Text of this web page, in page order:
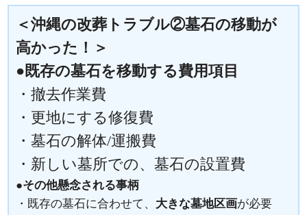
＜沖縄の改葬トラブル②墓石の移動が
高かった！＞
●既存の墓石を移動する費用項目
・撤去作業費
・更地にする修復費
・墓石の解体/運搬費
・新しい墓所での、墓石の設置費
●その他懸念される事柄
・既存の墓石に合わせて、 大きな墓地区画が必要